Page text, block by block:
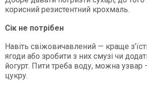
корисний резистентний крохмаль.
Сік не потрібен
Навіть свіжовичавлений — краще
ягоди або зробити з них смузі чи
йогурт. Пити треба воду, можна узвар
цукру.